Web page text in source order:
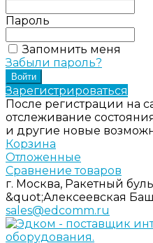
Пароль
Запомнить меня
Забыли пароль?
Зарегистрироваться
После регистрации на
отслеживание
и другие новые
Корзина
Отложенные
Сравнение товаров
г. Москва, Ракетный
&quot;Алексеевская
sales@edcomm.ru